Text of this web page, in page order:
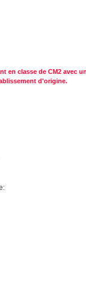
en classe de CM2 avec
d'origine.